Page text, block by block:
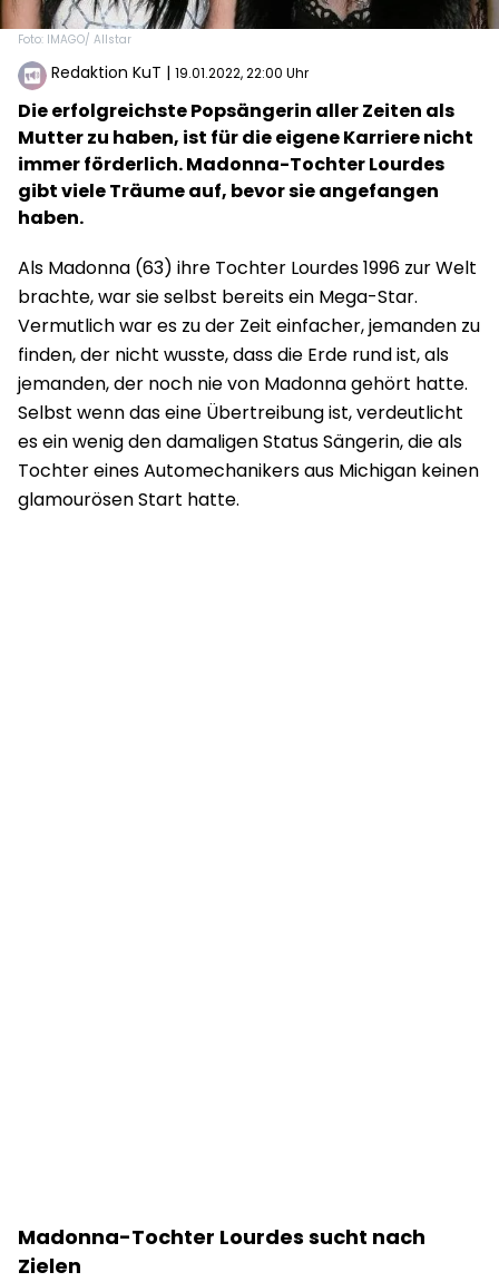
Foto: IMAGO/ Allstar
Redaktion KuT | 19.01.2022, 22:00 Uhr
Die erfolgreichste Popsängerin aller Zeiten als
Mutter zu haben, ist für die eigene Karriere nicht
immer förderlich. Madonna-Tochter Lourdes
gibt viele Träume auf, bevor sie angefangen
haben.
Als Madonna (63) ihre Tochter Lourdes 1996 zur Welt
brachte, war sie selbst bereits ein Mega-Star.
Vermutlich war es zu der Zeit einfacher, jemanden zu
finden, der nicht wusste, dass die Erde rund ist, als
jemanden, der noch nie von Madonna gehört hatte.
Selbst wenn das eine Übertreibung ist, verdeutlicht
es ein wenig den damaligen Status Sängerin, die als
Tochter eines Automechanikers aus Michigan keinen
glamourösen Start hatte.
Madonna-Tochter Lourdes sucht nach
Zielen